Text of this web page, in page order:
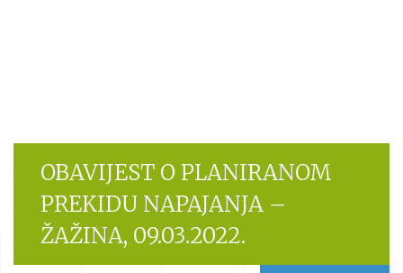
OBAVIJEST O PLANIRANOM
PREKIDU NAPAJANJA –
ŽAŽINA, 09.03.2022.